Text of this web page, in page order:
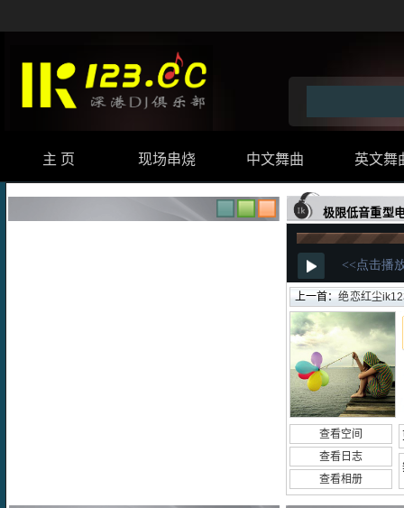
主 页 现场串烧 中文舞曲 英文舞
极限低音重型
上一首：绝恋红尘ik123精
查看空间
查看日志
查看相册